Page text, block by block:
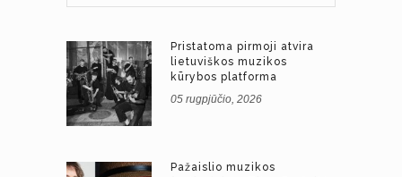
Pristatoma pirmoji atvira
lietuviškos muzikos
kūrybos platforma
05 rugpjūčio, 2026
Pažaislio muzikos